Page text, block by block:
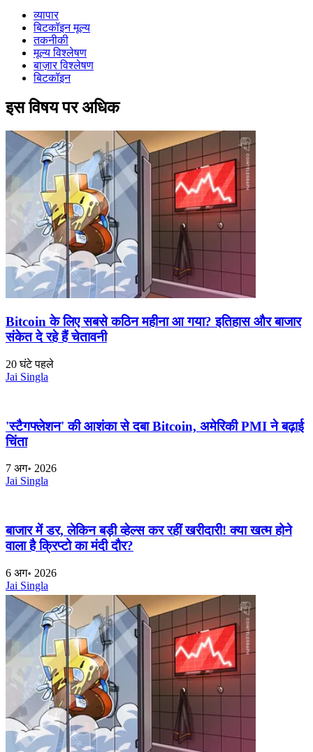
व्यापार
बिटकॉइन मूल्य
तकनीकी
मूल्य विश्लेषण
बाज़ार विश्लेषण
बिटकॉइन
इस विषय पर अधिक
Bitcoin के लिए सबसे कठिन महीना आ गया? इतिहास और बाजार
संकेत दे रहे हैं चेतावनी
20 घंटे पहले
Jai Singla
'स्टैगफ्लेशन' की आशंका से दबा Bitcoin, अमेरिकी PMI ने बढ़ाई
चिंता
7 अग॰ 2026
Jai Singla
बाजार में डर, लेकिन बड़ी व्हेल्स कर रहीं खरीदारी! क्या खत्म होने
वाला है क्रिप्टो का मंदी दौर?
6 अग॰ 2026
Jai Singla